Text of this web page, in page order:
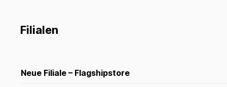
Filialen
Neue Filiale – Flagshipstore